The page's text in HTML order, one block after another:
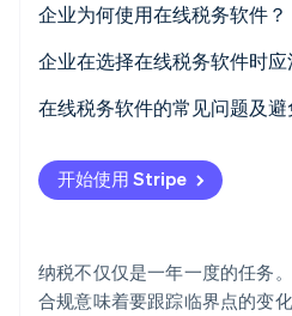
Stripe
立即观看
企业为何使用在线税务软件？
取代容易出错的人工工作流程
管理跨多个管辖区的税收
准备审计
针对不同的收入来源调整税收
企业在选择在线税务软件时应
快速设置
与现有系统集成
自动化与控制权的平衡
审计准备和报告
在线税务软件的常见问题及
因集成不良或导入中断造成的
错误应用税率和不正确的产品
工作流程在不同系统之间衔接
开始使用 Stripe
纳税不仅仅是一年一度的任务
合规意味着要跟踪临界点的变